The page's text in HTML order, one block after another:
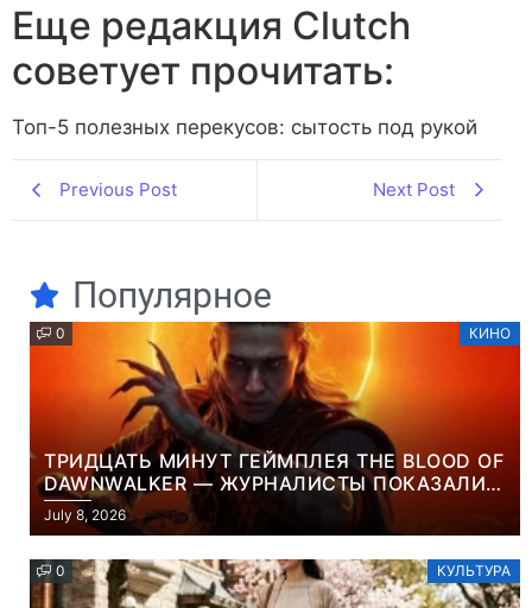
Еще редакция Сlutch
советует прочитать:
Топ-5 полезных перекусов: сытость под рукой
Previous Post Next Post
Популярное
0 КИНО
ТРИДЦАТЬ МИНУТ ГЕЙМПЛЕЯ THE BLOOD OF
DAWNWALKER — ЖУРНАЛИСТЫ ПОКАЗАЛИ
НАЧАЛО НОВОЙ ИГРЫ ОТ ВЕТЕРАНОВ CD
PROJEKT RED
July 8, 2026
0 КУЛЬТУРА